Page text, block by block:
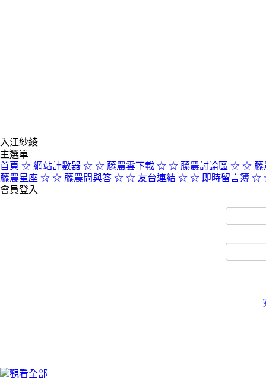
入江紗綾
主選單
首頁 ☆ 網站計數器 ☆☆ 藤農雲下載 ☆☆ 藤農討論區 ☆☆ 藤
藤農星座 ☆☆ 藤農問與答 ☆☆ 友台連結 ☆☆ 即時留言簿 ☆
會員登入